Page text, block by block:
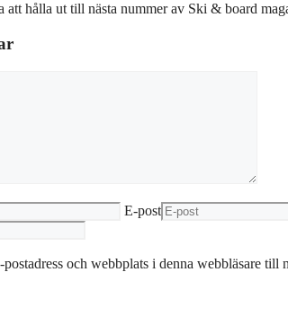
att hålla ut till nästa nummer av Ski & board
E-post
och webbplats i denna webbläsare till